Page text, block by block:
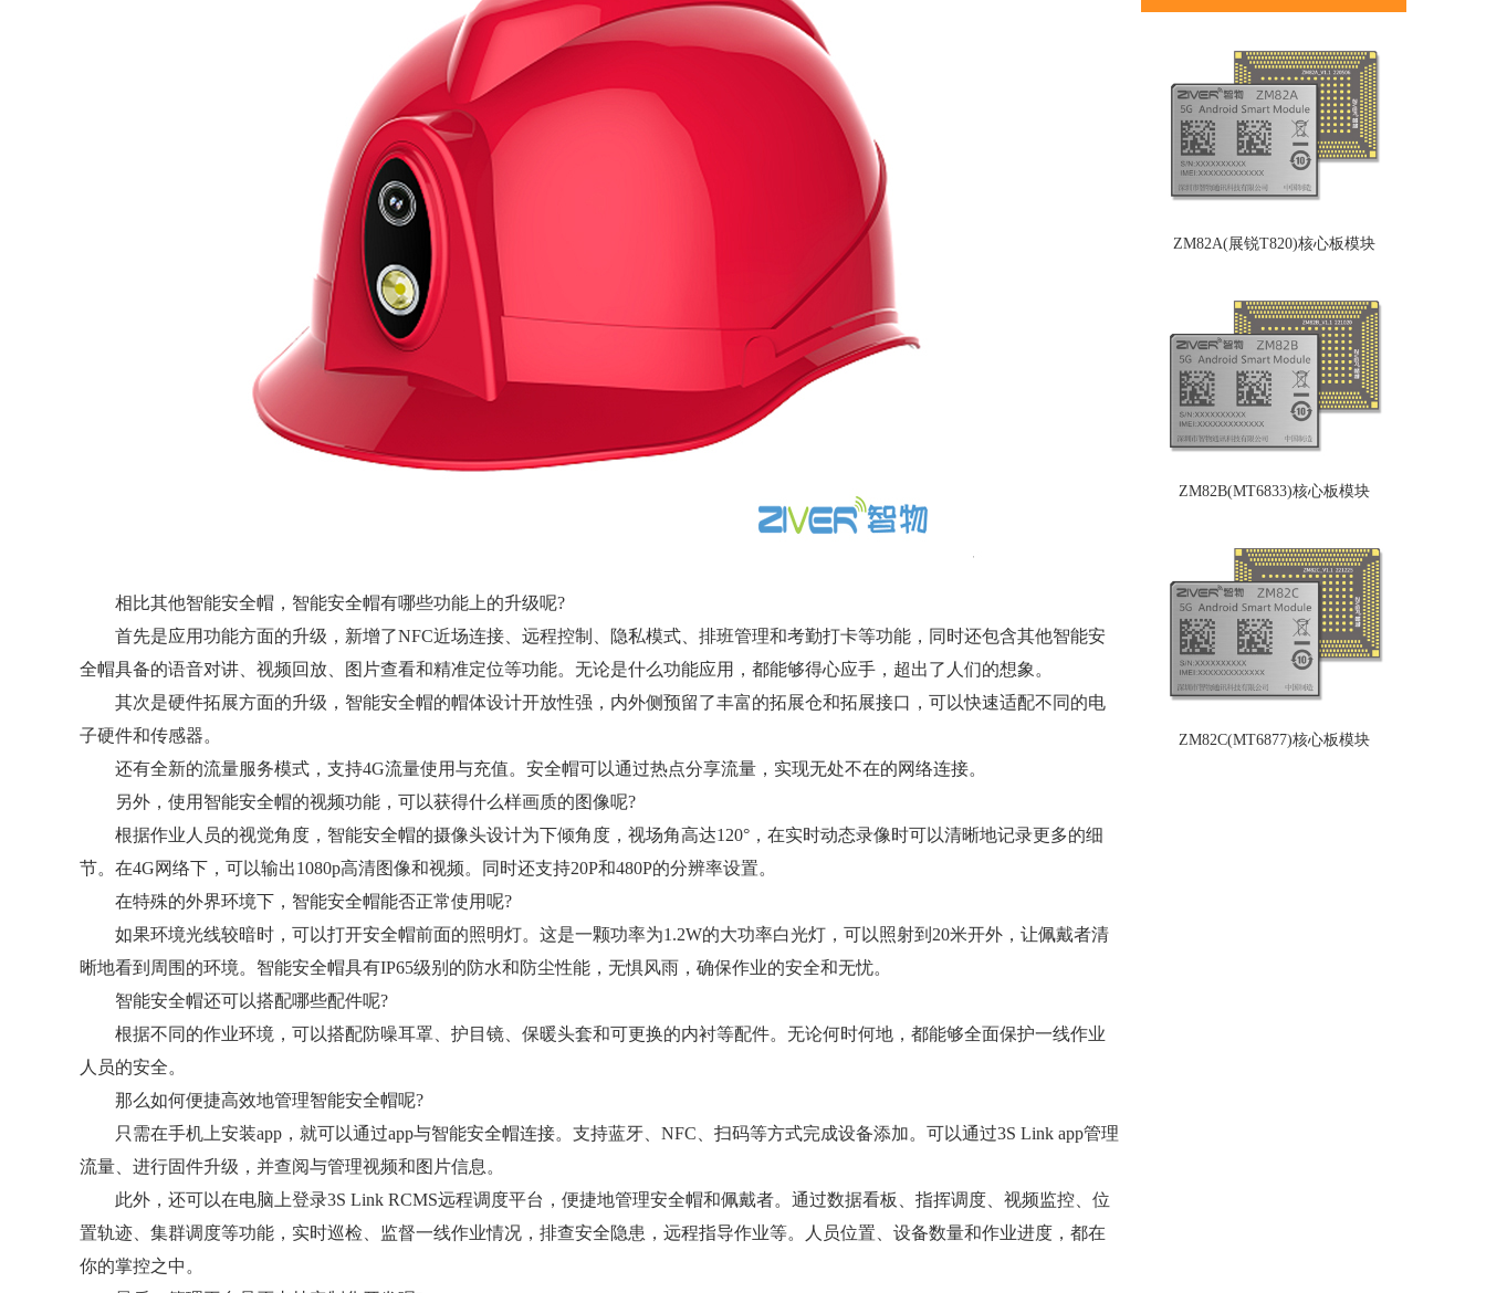
相比其他智能安全帽，智能安全帽有哪些功能上的升级呢?
首先是应用功能方面的升级，新增了NFC近场连接、远程控制、隐私模式、排班管理和考勤打卡等功能，同时还包含其他智能安
全帽具备的语音对讲、视频回放、图片查看和精准定位等功能。无论是什么功能应用，都能够得心应手，超出了人们的想象。
其次是硬件拓展方面的升级，智能安全帽的帽体设计开放性强，内外侧预留了丰富的拓展仓和拓展接口，可以快速适配不同的电
子硬件和传感器。
还有全新的流量服务模式，支持4G流量使用与充值。安全帽可以通过热点分享流量，实现无处不在的网络连接。
另外，使用智能安全帽的视频功能，可以获得什么样画质的图像呢?
根据作业人员的视觉角度，智能安全帽的摄像头设计为下倾角度，视场角高达120°，在实时动态录像时可以清晰地记录更多的细
节。在4G网络下，可以输出1080p高清图像和视频。同时还支持20P和480P的分辨率设置。
在特殊的外界环境下，智能安全帽能否正常使用呢?
如果环境光线较暗时，可以打开安全帽前面的照明灯。这是一颗功率为1.2W的大功率白光灯，可以照射到20米开外，让佩戴者清
晰地看到周围的环境。智能安全帽具有IP65级别的防水和防尘性能，无惧风雨，确保作业的安全和无忧。
智能安全帽还可以搭配哪些配件呢?
根据不同的作业环境，可以搭配防噪耳罩、护目镜、保暖头套和可更换的内衬等配件。无论何时何地，都能够全面保护一线作业
人员的安全。
那么如何便捷高效地管理智能安全帽呢?
只需在手机上安装app，就可以通过app与智能安全帽连接。支持蓝牙、NFC、扫码等方式完成设备添加。可以通过3S Link app管理
流量、进行固件升级，并查阅与管理视频和图片信息。
此外，还可以在电脑上登录3S Link RCMS远程调度平台，便捷地管理安全帽和佩戴者。通过数据看板、指挥调度、视频监控、位
置轨迹、集群调度等功能，实时巡检、监督一线作业情况，排查安全隐患，远程指导作业等。人员位置、设备数量和作业进度，都在
你的掌控之中。
ZM82A(展锐T820)核心板模块
ZM82B(MT6833)核心板模块
ZM82C(MT6877)核心板模块